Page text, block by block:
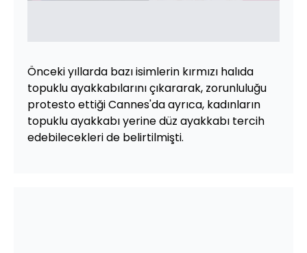
Önceki yıllarda bazı isimlerin kırmızı halıda
topuklu ayakkabılarını çıkararak, zorunluluğu
protesto ettiği Cannes'da ayrıca, kadınların
topuklu ayakkabı yerine düz ayakkabı tercih
edebilecekleri de belirtilmişti.